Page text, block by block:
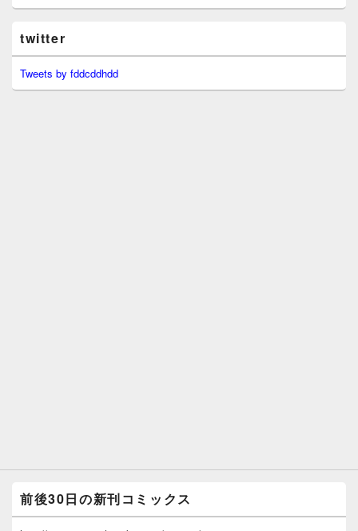
twitter
Tweets by fddcddhdd
前後30日の新刊コミックス